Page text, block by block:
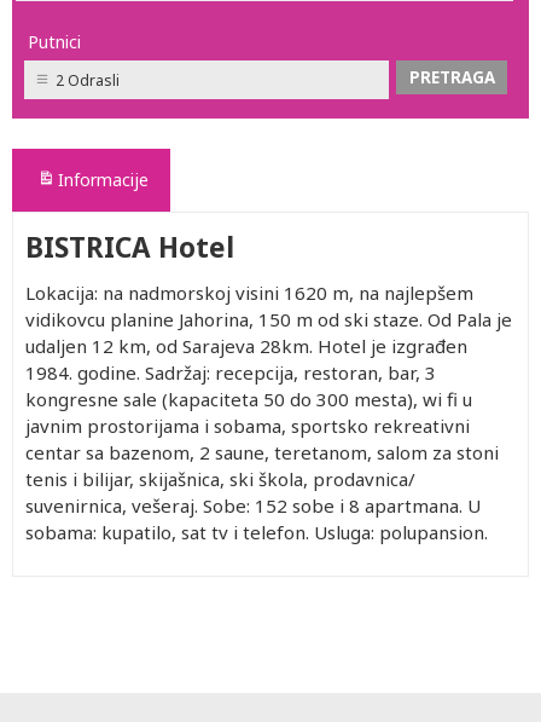
Putnici
2 Odrasli
Informacije
BISTRICA Hotel
Lokacija: na nadmorskoj visini 1620 m, na najlepšem
vidikovcu planine Jahorina, 150 m od ski staze. Od Pala je
udaljen 12 km, od Sarajeva 28km. Hotel je izgrađen
1984. godine. Sadržaj: recepcija, restoran, bar, 3
kongresne sale (kapaciteta 50 do 300 mesta), wi fi u
javnim prostorijama i sobama, sportsko rekreativni
centar sa bazenom, 2 saune, teretanom, salom za stoni
tenis i bilijar, skijašnica, ski škola, prodavnica/
suvenirnica, vešeraj. Sobe: 152 sobe i 8 apartmana. U
sobama: kupatilo, sat tv i telefon. Usluga: polupansion.